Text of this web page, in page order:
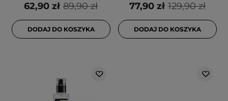
89,90 zł
62,90 zł
DODAJ DO KOSZYKA
129,90 zł
77,90 zł
DODAJ DO KOSZYKA